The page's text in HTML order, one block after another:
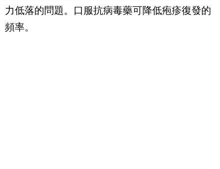
力低落的問題。口服抗病毒藥可降低疱疹復發的
頻率。